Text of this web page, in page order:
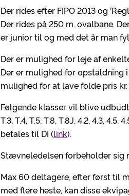
Der rides efter FIPO 2013 og
Der rides på 250 m. ovalbane.
er junior til og med det år man
Der er mulighed for leje af
Der er mulighed for opstaldning
mulighed for at lave folde pris
Følgende klasser vil blive
T.3, T.4, T.5, T.8, T.8J, 4.2, 4.3, 4.5,
betales til DI (link).
Stævneledelsen forbeholder sig
Max 60 deltagere, efter først til
med flere heste, kan disse